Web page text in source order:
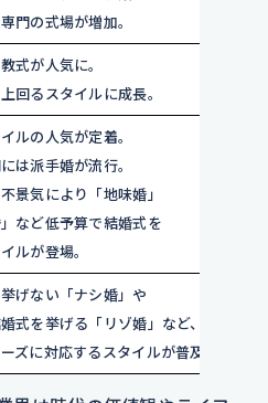
門の式場が増加。
式が人気に。
回るスタイルに成長。
ルの人気が定着。
は派手婚が流行。
景気により「地味婚」
」など低予算で結婚式を
ルが登場。
げない「ナシ婚」や
式を挙げる「リゾ婚」など、
ズに対応するスタイルが普及。